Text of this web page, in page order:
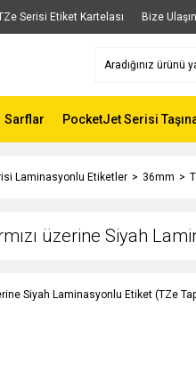
Serisi Etiket Kartelası Bize Ulaşın
Sarflar PocketJet Serisi
Laminasyonlu Etiketler 36mm
üzerine Siyah